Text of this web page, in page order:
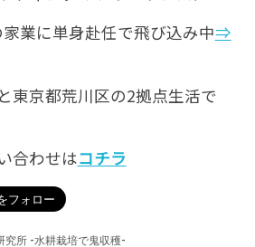
業に単身赴任で飛び込み中⇒
東京都荒川区の2拠点生活で
合わせはコチラ